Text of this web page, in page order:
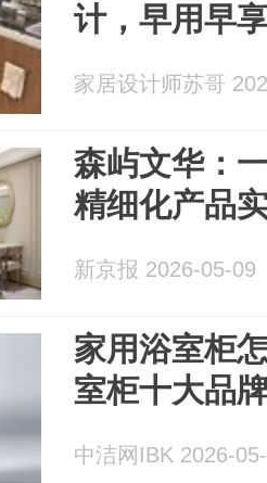
计，早用早
家居设计师苏哥
森屿文华：
精细化产品
新京报 2026-05-09
家用浴室柜
室柜十大品
中洁网IBK 2026-